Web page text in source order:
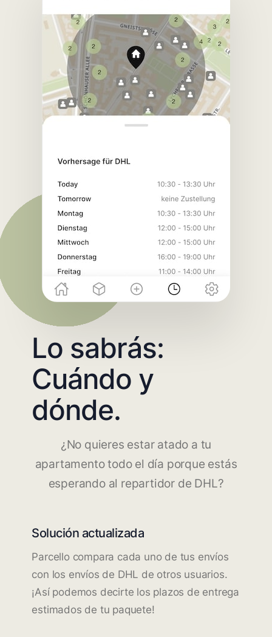
Lo sabrás:
Cuándo y
dónde.
¿No quieres estar atado a tu
apartamento todo el día porque estás
esperando al repartidor de DHL?
Solución actualizada
Parcello compara cada uno de tus envíos
con los envíos de DHL de otros usuarios.
¡Así podemos decirte los plazos de entrega
estimados de tu paquete!